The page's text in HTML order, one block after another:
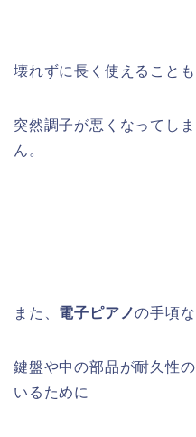
壊れずに長く使えることも
突然調子が悪くなってし
ん。
また、 電子ピアノの手頃
鍵盤や中の部品が耐久性
いるために